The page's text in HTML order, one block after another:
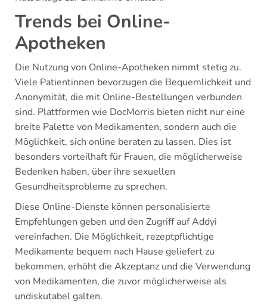
Trends bei Online-
Apotheken
Die Nutzung von Online-Apotheken nimmt stetig zu.
Viele Patientinnen bevorzugen die Bequemlichkeit und
Anonymität, die mit Online-Bestellungen verbunden
sind. Plattformen wie DocMorris bieten nicht nur eine
breite Palette von Medikamenten, sondern auch die
Möglichkeit, sich online beraten zu lassen. Dies ist
besonders vorteilhaft für Frauen, die möglicherweise
Bedenken haben, über ihre sexuellen
Gesundheitsprobleme zu sprechen.
Diese Online-Dienste können personalisierte
Empfehlungen geben und den Zugriff auf Addyi
vereinfachen. Die Möglichkeit, rezeptpflichtige
Medikamente bequem nach Hause geliefert zu
bekommen, erhöht die Akzeptanz und die Verwendung
von Medikamenten, die zuvor möglicherweise als
undiskutabel galten.